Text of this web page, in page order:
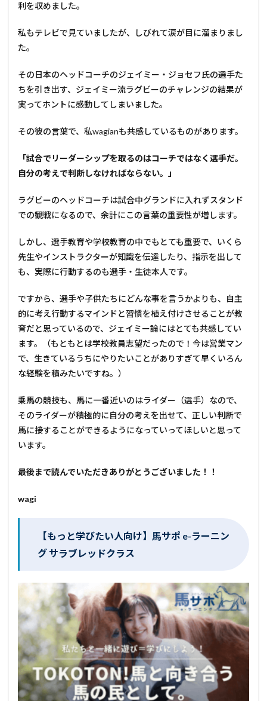
利を収めました。
私もテレビで見ていましたが、しびれて涙が目に溜まりまし
た。
その日本のヘッドコーチのジェイミー・ジョセフ氏の選手た
ちを引き出す、ジェイミー流ラグビーのチャレンジの結果が
実ってホントに感動してしまいました。
その彼の言葉で、私wagianも共感しているものがあります。
「試合でリーダーシップを取るのはコーチではなく選手だ。
自分の考えで判断しなければならない。」
ラグビーのヘッドコーチは試合中グランドに入れずスタンド
での観戦になるので、余計にこの言葉の重要性が増します。
しかし、選手教育や学校教育の中でもとても重要で、いくら
先生やインストラクターが知識を伝達したり、指示を出して
も、実際に行動するのも選手・生徒本人です。
ですから、選手や子供たちにどんな事を言うかよりも、自主
的に考え行動するマインドと習慣を植え付けさせることが教
育だと思っているので、ジェイミー論にはとても共感してい
ます。（もともとは学校教員志望だったので！今は営業マン
で、生きているうちにやりたいことがありすぎて早くいろん
な経験を積みたいですね。）
乗馬の競技も、馬に一番近いのはライダー（選手）なので、
そのライダーが積極的に自分の考えを出せて、正しい判断で
馬に接することができるようになっていってほしいと思って
います。
最後まで読んでいただきありがとうございました！！
wagi
【もっと学びたい人向け】馬サポ e-ラーニン
グ サラブレッドクラス